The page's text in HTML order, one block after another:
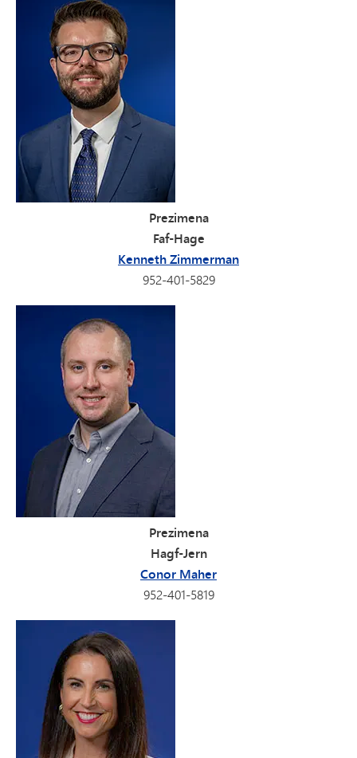
Prezimena
Faf-Hage
Kenneth Zimmerman
952-401-5829
Prezimena
Hagf-Jern
Conor Maher
952-401-5819